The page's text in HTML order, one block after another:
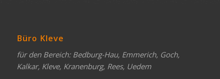
Büro Kleve
für den Bereich: Bedburg-Hau, Emmerich, Goch,
Kalkar, Kleve, Kranenburg, Rees, Uedem